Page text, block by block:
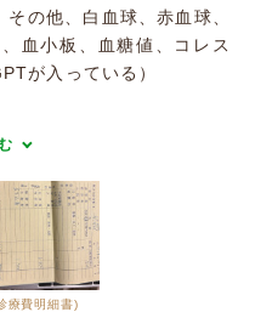
の他、白血球、赤血球、
血小板、血糖値、コレス
が入っている）
療費明細書)